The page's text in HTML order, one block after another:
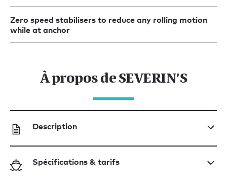
Zero speed stabilisers to reduce any rolling motion
while at anchor
À propos de SEVERIN'S
Description
Spécifications & tarifs